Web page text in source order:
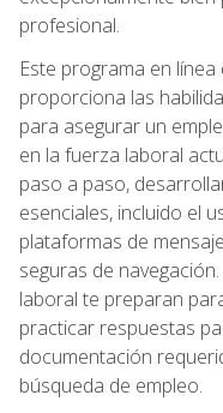
profesional.
Este programa en
proporciona las
para asegurar un
en la fuerza laboral
paso a paso,
esenciales, incluido el
plataformas de
seguras de
laboral te preparan
practicar respuestas
documentación
búsqueda de empleo.